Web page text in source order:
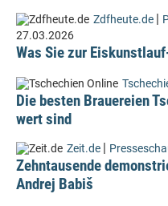
Zdfheute.de |
27.03.2026
Was Sie zur
Die besten Brauereien
wert sind
Zeit.de |
Zehntausende
Andrej Babiš